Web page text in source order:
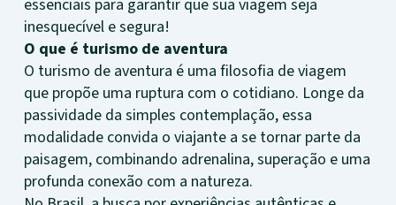
essenciais para garantir que sua viagem seja
inesquecível e segura!
O que é turismo de aventura
O turismo de aventura é uma filosofia de viagem
que propõe uma ruptura com o cotidiano. Longe da
passividade da simples contemplação, essa
modalidade convida o viajante a se tornar parte da
paisagem, combinando adrenalina, superação e uma
profunda conexão com a natureza.